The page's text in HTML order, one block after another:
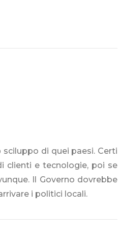
di quei paesi. Certi
clienti e tecnologie, poi se
Il Governo dovrebbe
i politici locali.